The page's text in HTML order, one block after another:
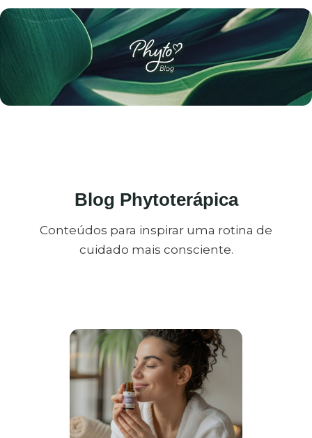
Blog Phytoterápica
Conteúdos para inspirar uma rotina de
cuidado mais consciente.